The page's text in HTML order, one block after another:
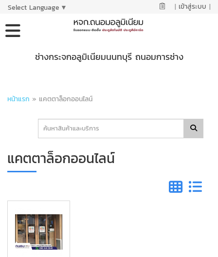
Select Language ▼ | เข้าสู่ระบบ |
ช่างกระจกอลูมิเนียมนนทบุรี ถนอมการช่าง
หน้าแรก » แคตตาล็อกออนไลน์
แคตตาล็อกออนไลน์